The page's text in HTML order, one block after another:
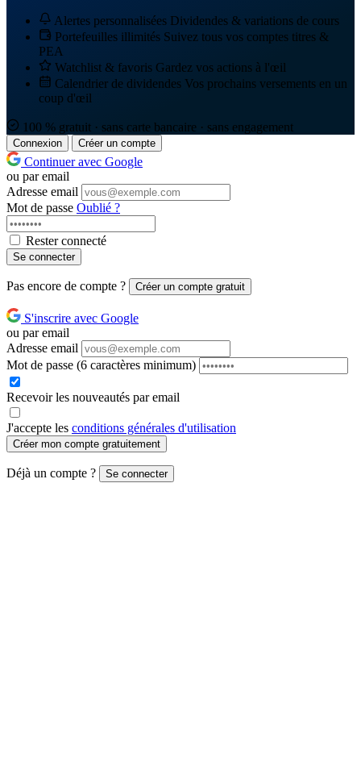
Alertes personnalisées Dividendes & variations de cours
Portefeuilles illimités Suivez tous vos comptes titres &
PEA
Watchlist & favoris Gardez vos actions à l'œil
Calendrier de dividendes Vos prochains versements en un
coup d'œil
100 % gratuit · sans carte bancaire · sans engagement
Connexion Créer un compte
Continuer avec Google
ou par email
Adresse email
Mot de passe Oublié ?
Rester connecté
Se connecter
Pas encore de compte ? Créer un compte gratuit
S'inscrire avec Google
ou par email
Adresse email
Mot de passe (6 caractères minimum)
Recevoir les nouveautés par email
J'accepte les conditions générales d'utilisation
Créer mon compte gratuitement
Déjà un compte ? Se connecter